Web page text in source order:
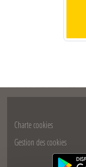
Charte cookies
Gestion des cookies